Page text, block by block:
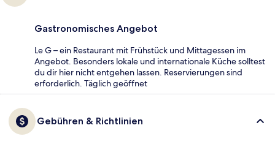
Gastronomisches Angebot
Le G – ein Restaurant mit Frühstück und Mittagessen im
Angebot. Besonders lokale und internationale Küche solltest
du dir hier nicht entgehen lassen. Reservierungen sind
erforderlich. Täglich geöffnet
Gebühren & Richtlinien